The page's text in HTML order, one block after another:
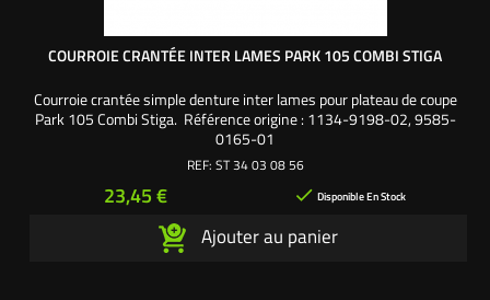
COURROIE CRANTÉE INTER LAMES PARK 105 COMBI STIGA
Courroie crantée simple denture inter lames pour plateau de coupe
Park 105 Combi Stiga. Référence origine : 1134-9198-02, 9585-
0165-01
REF: ST 34 03 08 56
Prix
23,45 €  Disponible En Stock
Ajouter au panier